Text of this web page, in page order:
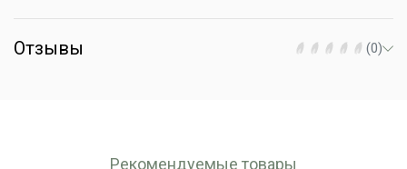
Отзывы (0)
Рекомендуемые товары